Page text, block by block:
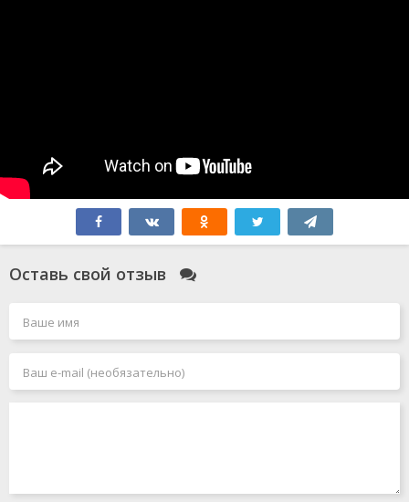
Оставь свой отзыв